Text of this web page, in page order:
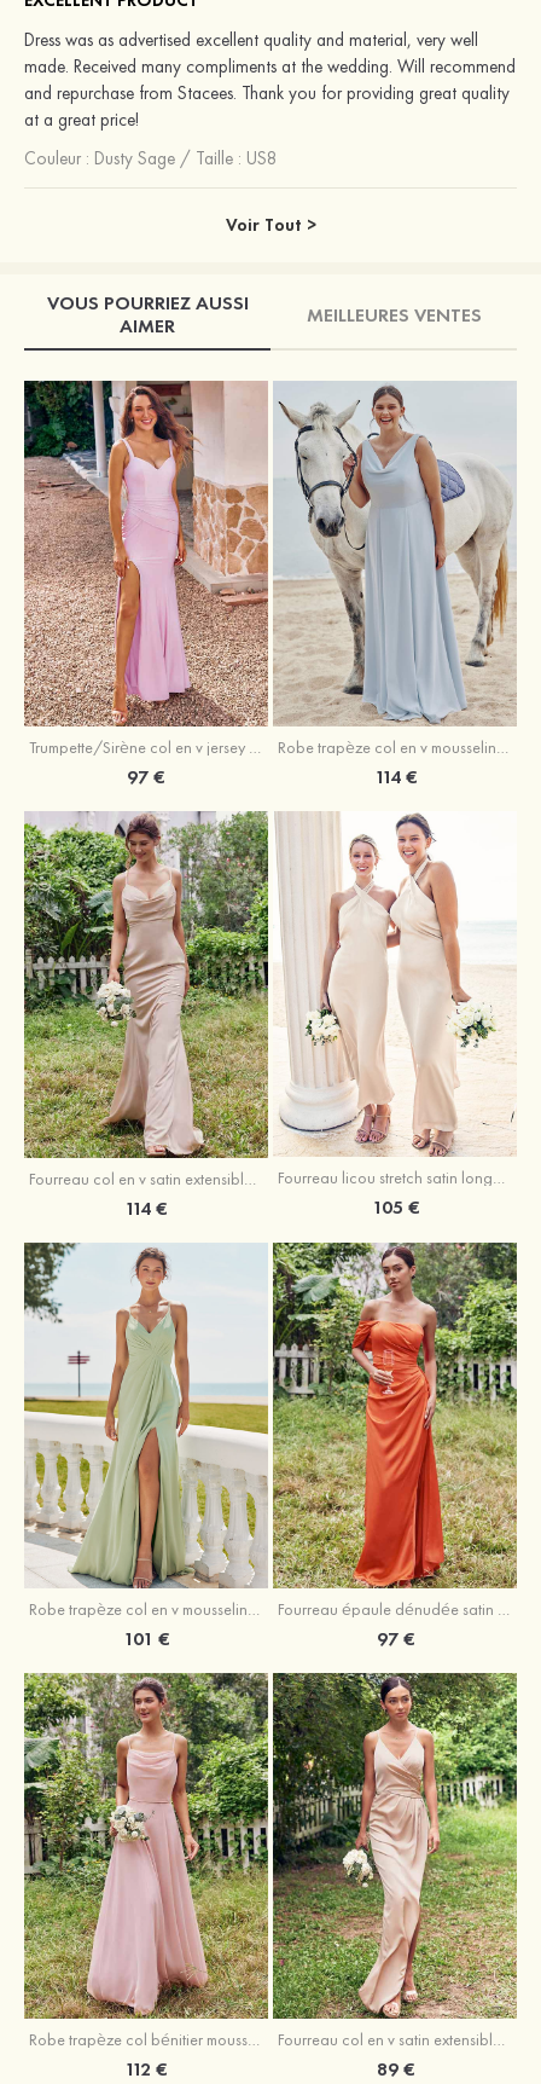
Dress was as advertised excellent quality and material, very well
made. Received many compliments at the wedding. Will recommend
and repurchase from Stacees. Thank you for providing great quality
at a great price!
Couleur : Dusty Sage / Taille : US8
Voir Tout >
VOUS POURRIEZ AUSSI
AIMER
MEILLEURES VENTES
Trumpette/Sirène col en v jersey ras du sol robe de demoiselle d'honneur
97 €
Robe trapèze col en v mousseline ras du sol robe de demoiselle d'honneur
114 €
Fourreau col en v satin extensible ras du sol robe de demoiselle d'honneur
114 €
Fourreau licou stretch satin longueur cheville robe de demoiselle d'honneur
105 €
Robe trapèze col en v mousseline ras du sol robe de demoiselle d'honneur
101 €
Fourreau épaule dénudée satin extensible ras du sol robe de demoiselle d'honneur
97 €
Robe trapèze col bénitier mousseline ras du sol robe de demoiselle d'honneur
112 €
Fourreau col en v satin extensible asymétrique robe de demoiselle d'honneur
89 €